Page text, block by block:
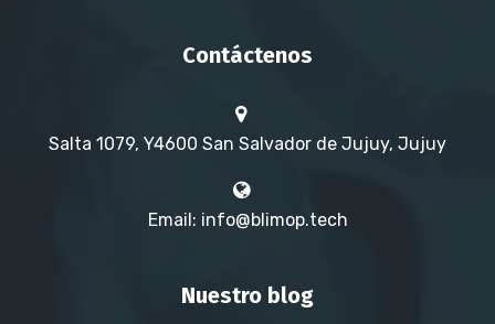
Contáctenos
Salta 1079, Y4600 San Salvador de Jujuy, Jujuy
Email: info@blimop.tech
Nuestro blog